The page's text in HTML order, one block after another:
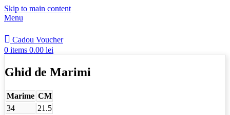
Skip to main content
Menu
Cadou Voucher
0 items 0.00 lei
Ghid de Marimi
Marime CM
34
21.5